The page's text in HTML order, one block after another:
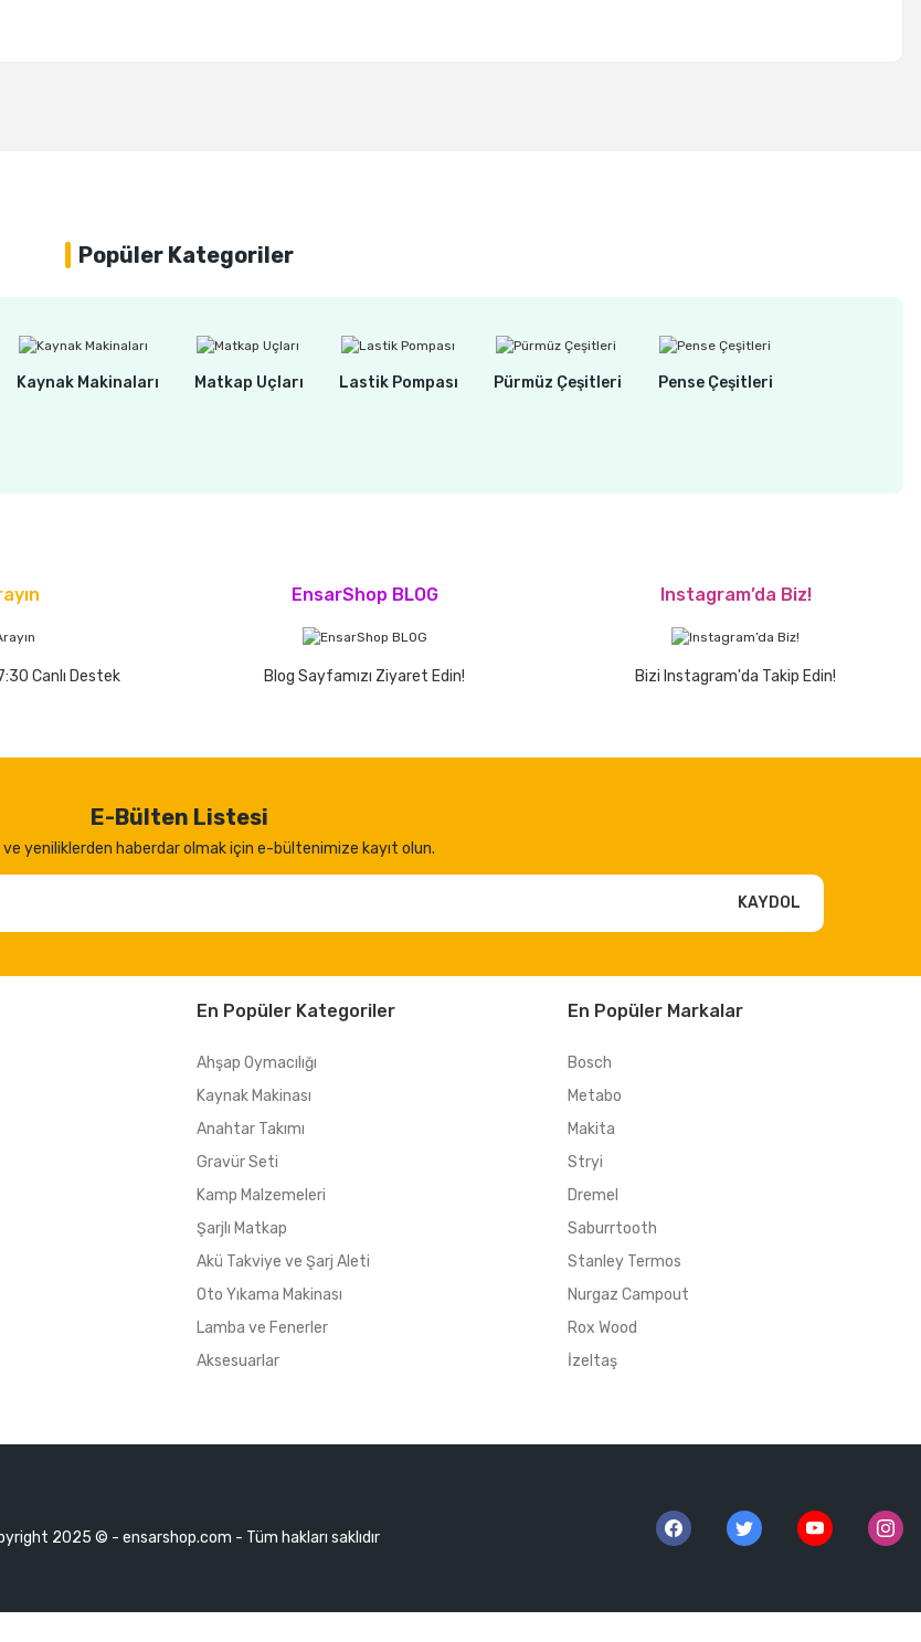
Popüler Kategoriler
Kaynak Makinaları Matkap Uçları Lastik Pompası Pürmüz Çeşitleri Pense Çeşitleri
Canlı Destek
EnsarShop BLOG
Blog Sayfamızı Ziyaret Edin!
Instagram’da Biz!
Bizi Instagram'da Takip Edin!
E-Bülten Listesi
ve yeniliklerden haberdar olmak için e-bültenimize kayıt olun.
KAYDOL
En Popüler Kategoriler
Ahşap Oymacılığı
Kaynak Makinası
Anahtar Takımı
Gravür Seti
Kamp Malzemeleri
Şarjlı Matkap
Akü Takviye ve Şarj Aleti
Oto Yıkama Makinası
Lamba ve Fenerler
Aksesuarlar
En Popüler Markalar
Bosch
Metabo
Makita
Stryi
Dremel
Saburrtooth
Stanley Termos
Nurgaz Campout
Rox Wood
İzeltaş
2025 © - ensarshop.com - Tüm hakları saklıdır